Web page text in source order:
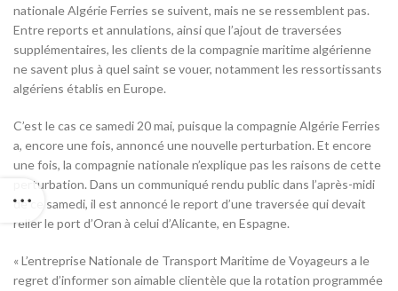
nationale Algérie Ferries se suivent, mais ne se ressemblent pas.
Entre reports et annulations, ainsi que l’ajout de traversées
supplémentaires, les clients de la compagnie maritime algérienne
ne savent plus à quel saint se vouer, notamment les ressortissants
algériens établis en Europe.
C’est le cas ce samedi 20 mai, puisque la compagnie Algérie Ferries
a, encore une fois, annoncé une nouvelle perturbation. Et encore
une fois, la compagnie nationale n’explique pas les raisons de cette
perturbation. Dans un communiqué rendu public dans l’après-midi
de ce samedi, il est annoncé le report d’une traversée qui devait
relier le port d’Oran à celui d’Alicante, en Espagne.
« L’entreprise Nationale de Transport Maritime de Voyageurs a le
regret d’informer son aimable clientèle que la rotation programmée